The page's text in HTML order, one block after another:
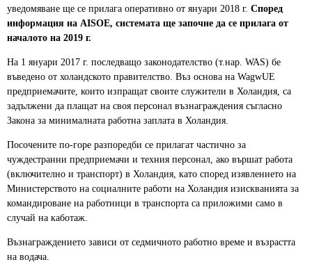
уведомяване ще се прилага оперативно от януари 2018 г. Според
информация на AISOE, системата ще започне да се прилага от
началото на 2019 г.
На 1 януари 2017 г. последващо законодателство (т.нар. WAS) бе
въведено от холандското правителство. Въз основа на WagwUE
предприемачите, които изпращат своите служители в Холандия, са
задължени да плащат на своя персонал възнаграждения съгласно
Закона за минималната работна заплата в Холандия.
Посочените по-горе разпоредби се прилагат частично за
чуждестранни предприемачи и техния персонал, ако вършат работа
(включително и транспорт) в Холандия, като според изявлението на
Министерството на социалните работи на Холандия изискванията за
командироване на работници в транспорта са приложими само в
случай на каботаж.
Възнаграждението зависи от седмичното работно време и възрастта
на водача.